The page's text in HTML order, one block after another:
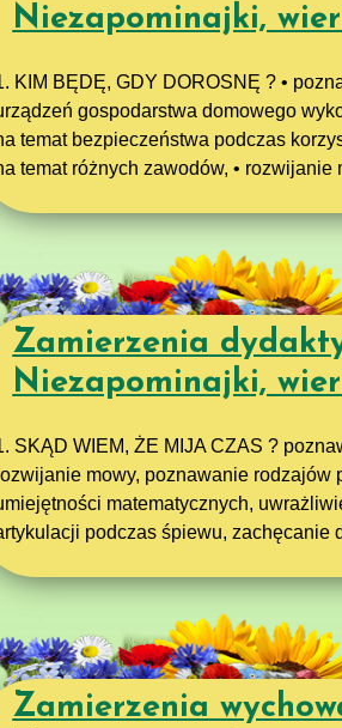
Niezapominajki,
KIM BĘDĘ, GDY DOROSNĘ ? •
gospodarstwa domowego
temat bezpieczeństwa podczas
temat różnych zawodów, • rozwijanie
Zamierzenia
Niezapominajki,
SKĄD WIEM, ŻE MIJA CZAS ?
mowy, poznawanie rodzajów
matematycznych,
podczas śpiewu, zachęcanie
Zamierzenia